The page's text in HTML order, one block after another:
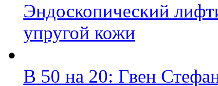
Эндоскопический
упругой кожи
В 50 на 20: Гвен